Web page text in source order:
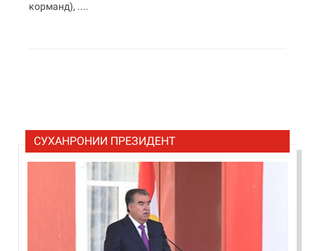
корманд), ....
СУХАНРОНИИ ПРЕЗИДЕНТ